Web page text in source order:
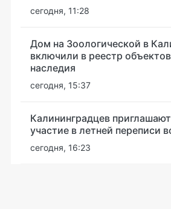
сегодня, 11:28
Дом на Зоологической в
включили в реестр
наследия
сегодня, 15:37
Калининградцев
участие в летней переписи
сегодня, 16:23